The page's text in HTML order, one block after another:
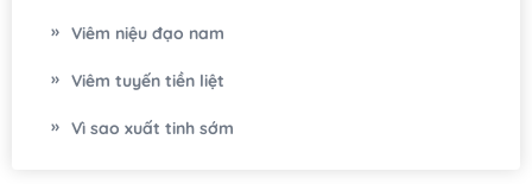
Viêm niệu đạo nam
Viêm tuyến tiền liệt
Vì sao xuất tinh sớm